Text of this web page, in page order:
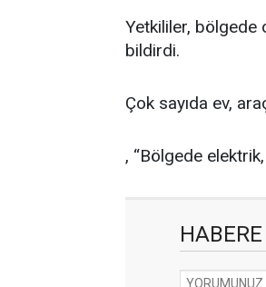
Yetkililer, bölgede
bildirdi.
Çok sayıda ev,
, “Bölgede
HABERE